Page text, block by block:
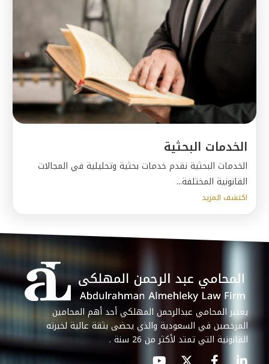
الخدمات البحثية
الخدمات البحثية نقدم خدمات بحثية وتحليلية في المجالات
القانونية المختلفة...
اكتشف المزيد
يعتبر المحامي عبدالرحمن المهلكي أحد أهم المحامين
المرخصين في السعودية والذي يحضى بثقة عالية لخبرته
القانونية التي تمتد لأكثر من 26 سنة .